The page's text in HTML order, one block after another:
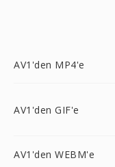
AV1'den MP4'e
AV1'den GIF'e
AV1'den WEBM'e